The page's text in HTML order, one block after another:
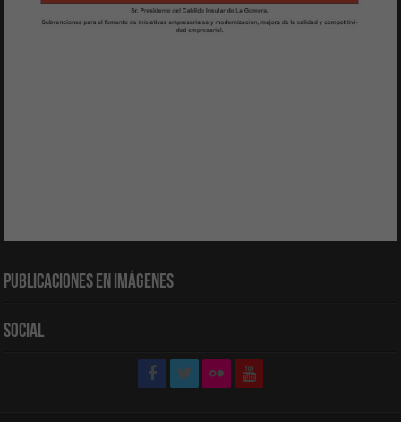
Publicaciones en Imágenes
Social